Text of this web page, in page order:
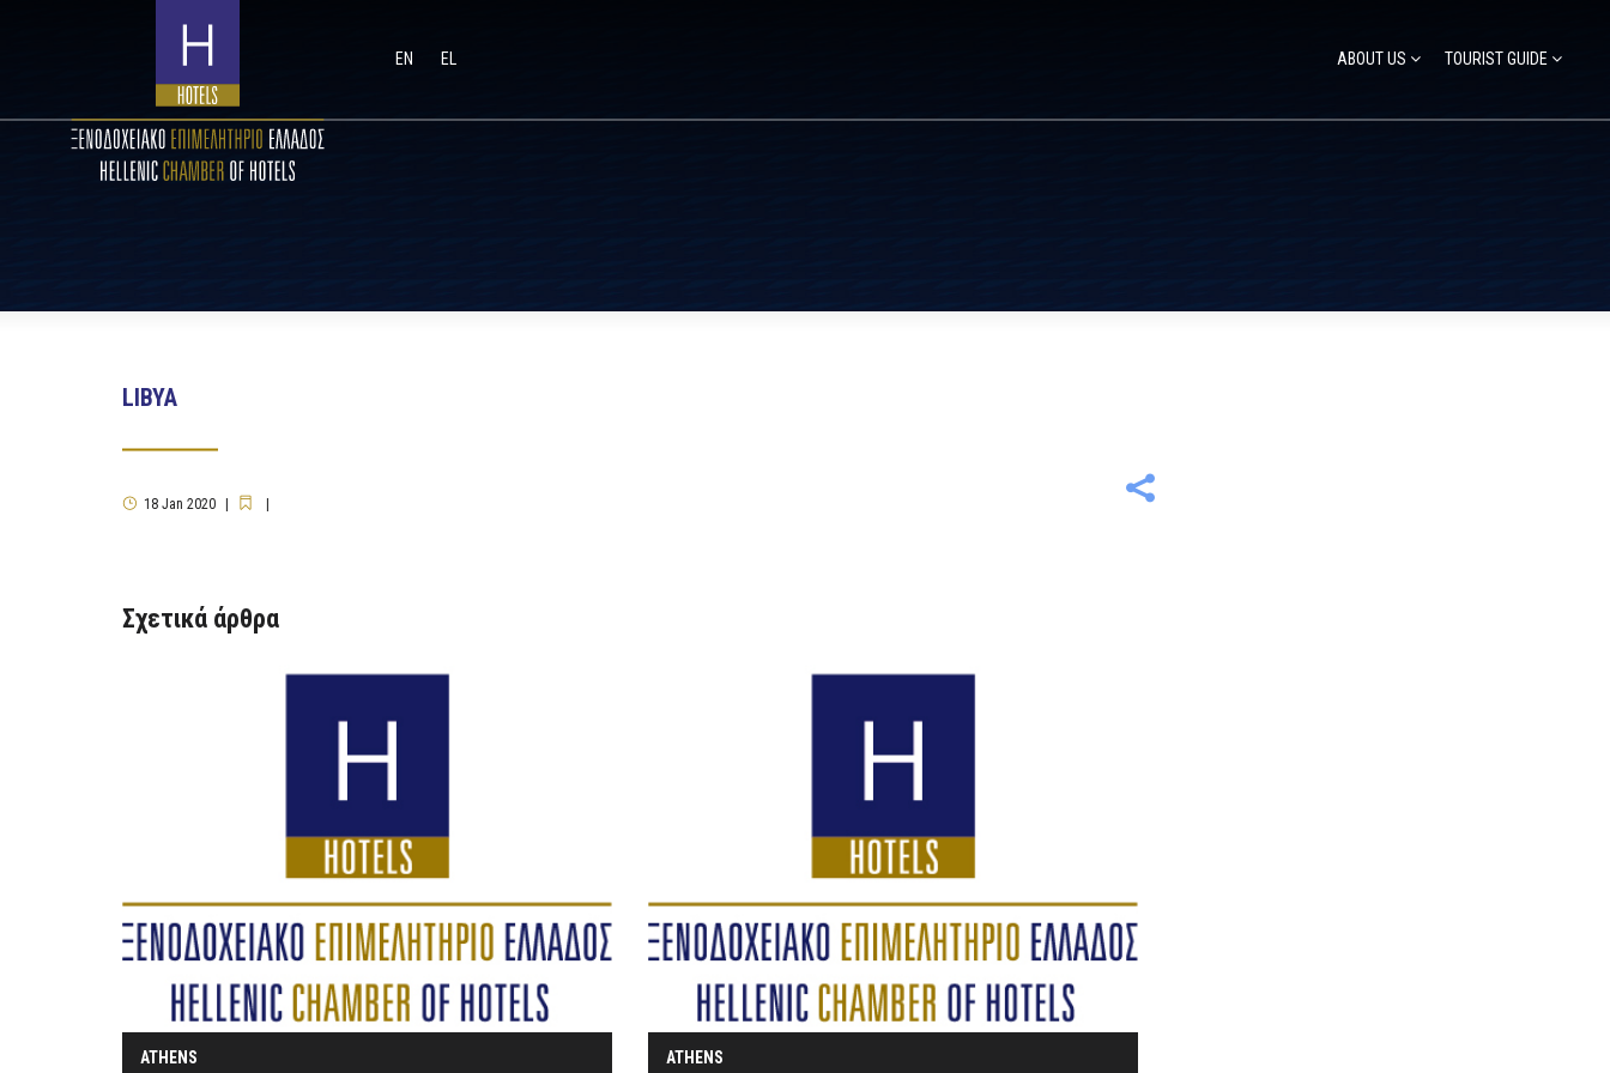
EN EL ABOUT US TOURIST GUIDE
LIBYA
18 Jan 2020
Σχετικά άρθρα
ATHENS ATHENS